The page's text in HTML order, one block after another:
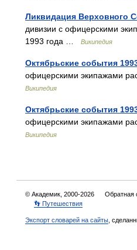
Ликвидация Верховного
дивизии с офицерскими
1993 года …
Википедия
Октябрьские события
офицерскими экипажами
Википедия
Октябрьские события
офицерскими экипажами
Википедия
© Академик, 2000-2026 Обратная
👣 Путешествия
Экспорт словарей на сайты ,